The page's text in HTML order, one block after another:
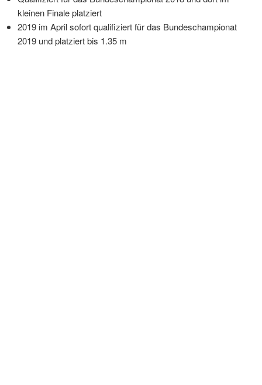
kleinen Finale platziert
2019 im April sofort qualifiziert für das Bundeschampionat
2019 und platziert bis 1.35 m